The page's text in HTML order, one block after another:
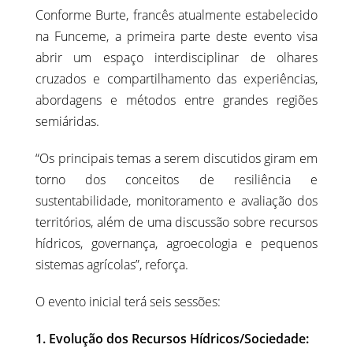
Conforme Burte, francês atualmente estabelecido
na Funceme, a primeira parte deste evento visa
abrir um espaço interdisciplinar de olhares
cruzados e compartilhamento das experiências,
abordagens e métodos entre grandes regiões
semiáridas.
“Os principais temas a serem discutidos giram em
torno dos conceitos de resiliência e
sustentabilidade, monitoramento e avaliação dos
territórios, além de uma discussão sobre recursos
hídricos, governança, agroecologia e pequenos
sistemas agrícolas”, reforça.
O evento inicial terá seis sessões:
1. Evolução dos Recursos Hídricos/Sociedade: